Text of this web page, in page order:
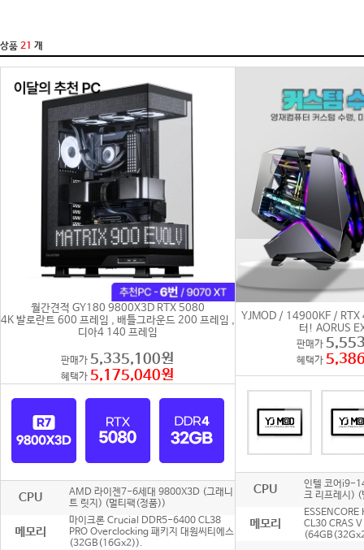
상품 21 개
월간견적 GY180 9800X3D RTX 5080
4K 발로란트 600 프레임 , 배틀그라운드 200 프레임 ,
디아4 140 프레임
판매가 5,335,100원
혜택가 5,175,040원
CPU
AMD 라이젠7-6세대 9800X3D (그래니
트 릿지) (멀티팩(정품))
메모리
마이크론 Crucial DDR5-6400 CL38
PRO Overclocking 패키지 대원씨티에스
(32GB(16Gx2)).
YJMOD / 14900KF / RTX
터! AORUS
판매가
혜택가
CPU
인텔 코어i9-
크 리프레시) (
메모리
CL30 CRAS